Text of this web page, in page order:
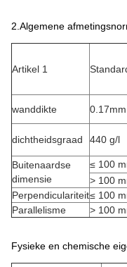
2.Algemene
Artikel 1
wanddikte 0.17mm
dichtheidsgraad 440 g/l
Buitenaardse
dimensie
≤ 100
> 100
Perpendiculariteit≤ 100
Parallelisme
> 100
Fysieke en chemische